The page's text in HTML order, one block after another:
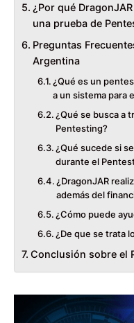
¿Por qué
una prueba de
Preguntas
Argentina
¿Qué es un
a un sistema para
¿Qué se busca a
Pentesting?
¿Qué sucede si
durante el
¿DragonJAR
además del
¿Cómo puede
¿De que se trata
Conclusión sobre el